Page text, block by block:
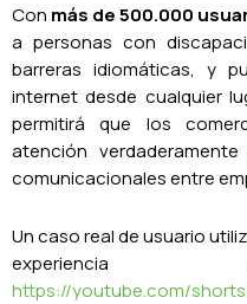
Con más de 500.000
a personas con
barreras idiomáticas, y
internet desde cualquier
permitirá que los
atención
comunicacionales entre
Un caso real de usuario
experiencia
https://youtube.com/